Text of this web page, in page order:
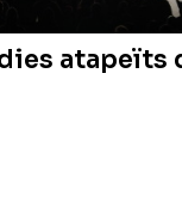
atapeïts